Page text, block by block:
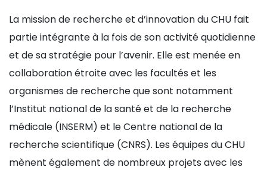
La mission de recherche et d’innovation du CHU fait
partie intégrante à la fois de son activité quotidienne
et de sa stratégie pour l’avenir. Elle est menée en
collaboration étroite avec les facultés et les
organismes de recherche que sont notamment
l’Institut national de la santé et de la recherche
médicale (INSERM) et le Centre national de la
recherche scientifique (CNRS). Les équipes du CHU
mènent également de nombreux projets avec les